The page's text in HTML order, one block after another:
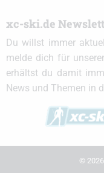
xc-ski.de
Du willst immer
melde dich für
erhältst du damit
News und Themen in
©